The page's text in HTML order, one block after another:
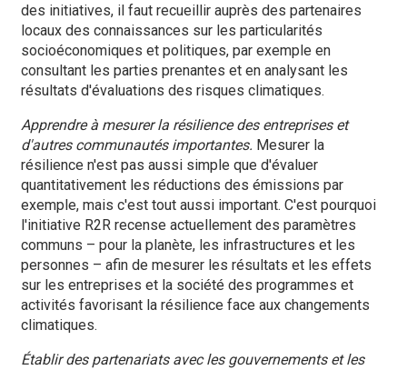
des initiatives, il faut recueillir auprès des partenaires
locaux des connaissances sur les particularités
socioéconomiques et politiques, par exemple en
consultant les parties prenantes et en analysant les
résultats d'évaluations des risques climatiques.
Apprendre à mesurer la résilience des entreprises et
d'autres communautés importantes. Mesurer la
résilience n'est pas aussi simple que d'évaluer
quantitativement les réductions des émissions par
exemple, mais c'est tout aussi important. C'est pourquoi
l'initiative R2R recense actuellement des paramètres
communs – pour la planète, les infrastructures et les
personnes – afin de mesurer les résultats et les effets
sur les entreprises et la société des programmes et
activités favorisant la résilience face aux changements
climatiques.
Établir des partenariats avec les gouvernements et les